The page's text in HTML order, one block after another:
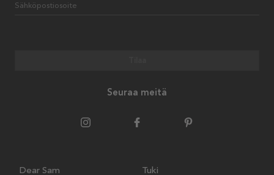
Sähköpostiosoite
Seuraa meitä
Dear Sam Tuki